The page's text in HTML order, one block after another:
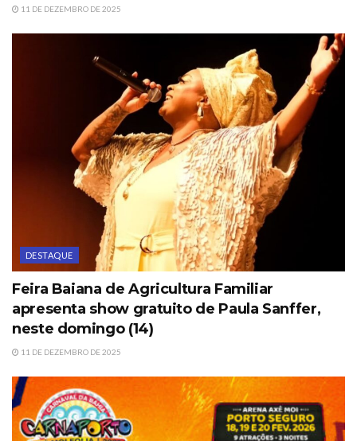
11 DE DEZEMBRO DE 2025
DESTAQUE
Feira Baiana de Agricultura Familiar
apresenta show gratuito de Paula Sanffer,
neste domingo (14)
11 DE DEZEMBRO DE 2025